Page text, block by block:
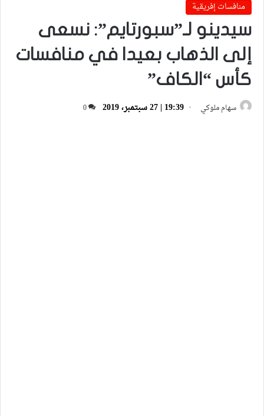
منافسات إفريقية
سيدينو لـ”سبورتايم”: نسعى
إلى الذهاب بعيدا في منافسات
كأس “الكاف”
سهام ملوكي 19:39 | 27 سبتمبر، 2019 0